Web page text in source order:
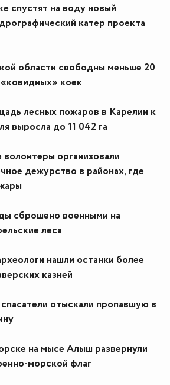
спустят на воду новый
катер проекта
области свободны меньше 20
коек
лесных пожаров в Карелии к
выросла до 11 042 га
волонтеры организовали
дежурство в районах, где
сброшено военными на
леса
нашли останки более
казней
отыскали пропавшую в
на мысе Алыш развернули
морской флаг